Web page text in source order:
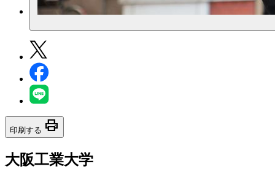
印刷する print
大阪工業大学